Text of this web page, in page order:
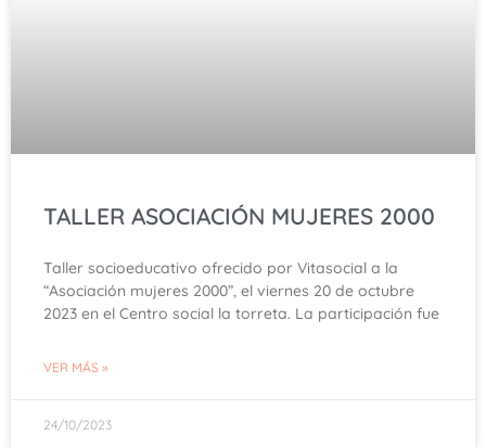
TALLER ASOCIACIÓN MUJERES 2000
Taller socioeducativo ofrecido por Vitasocial a la
“Asociación mujeres 2000”, el viernes 20 de octubre
2023 en el Centro social la torreta. La participación fue
VER MÁS »
24/10/2023